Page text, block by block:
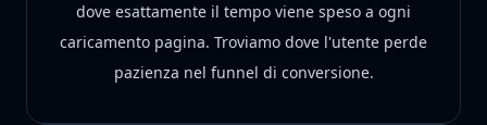
dove esattamente il tempo viene speso a ogni
caricamento pagina. Troviamo dove l'utente perde
pazienza nel funnel di conversione.